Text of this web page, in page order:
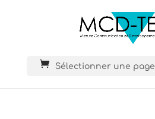
Sélectionner une page